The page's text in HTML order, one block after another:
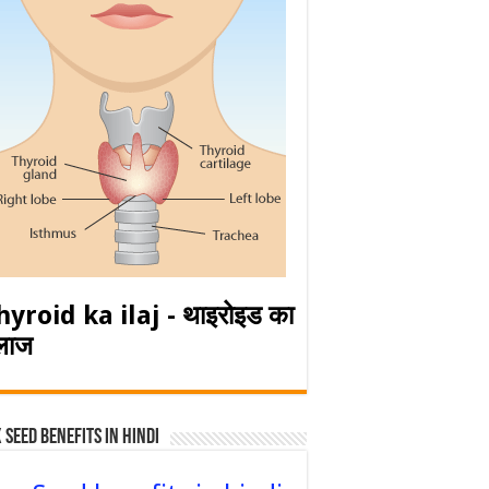
ka ilaj - थाइरोइड का
Seed Benefits in hindi